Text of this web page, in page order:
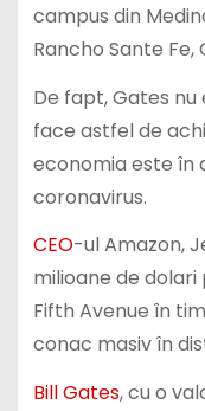
campus din
Rancho Sante Fe,
De fapt, Gates
face astfel de
economia este în
coronavirus.
CEO-ul Amazon,
milioane de
Fifth Avenue în
conac masiv în
Bill Gates, cu o